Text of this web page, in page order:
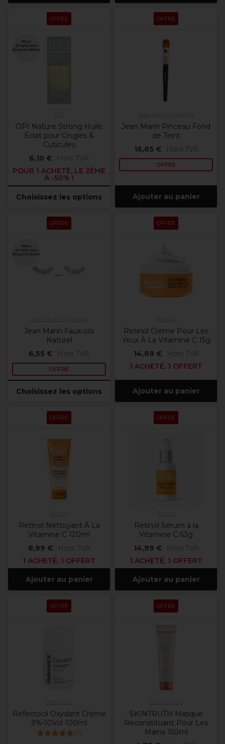
OFFRE
Plus
d'options
disponibles
OPI Nature Strong Huile
Éclat pour Ongles &
Cuticules
6,10 €
Hors TVA
POUR 1 ACHETÉ, LE 2ÈME
À -50% !
Choisissez les options
OFFRE
Jean Marin Pinceau Fond
de Teint
16,65 €
Hors TVA
OFFRE
Ajouter au panier
OFFRE
Plus
d'options
disponibles
Jean Marin Faux-cils
Naturel
6,55 €
Hors TVA
OFFRE
Choisissez les options
OFFRE
Retinol Crème Pour Les
Yeux À La Vitamine C 15g
14,69 €
Hors TVA
1 ACHETÉ, 1 OFFERT
Ajouter au panier
OFFRE
Retinol Nettoyant À La
Vitamine C 120ml
8,99 €
Hors TVA
1 ACHETÉ, 1 OFFERT
Ajouter au panier
OFFRE
Retinol Sérum à la
Vitamine C 63g
14,99 €
Hors TVA
1 ACHETÉ, 1 OFFERT
Ajouter au panier
OFFRE
Refectocil Oxydant Crème
3%-10Vol 100ml
(7)
OFFRE
SKINTRUTH Masque
Reconstituant Pour Les
Mains 150ml